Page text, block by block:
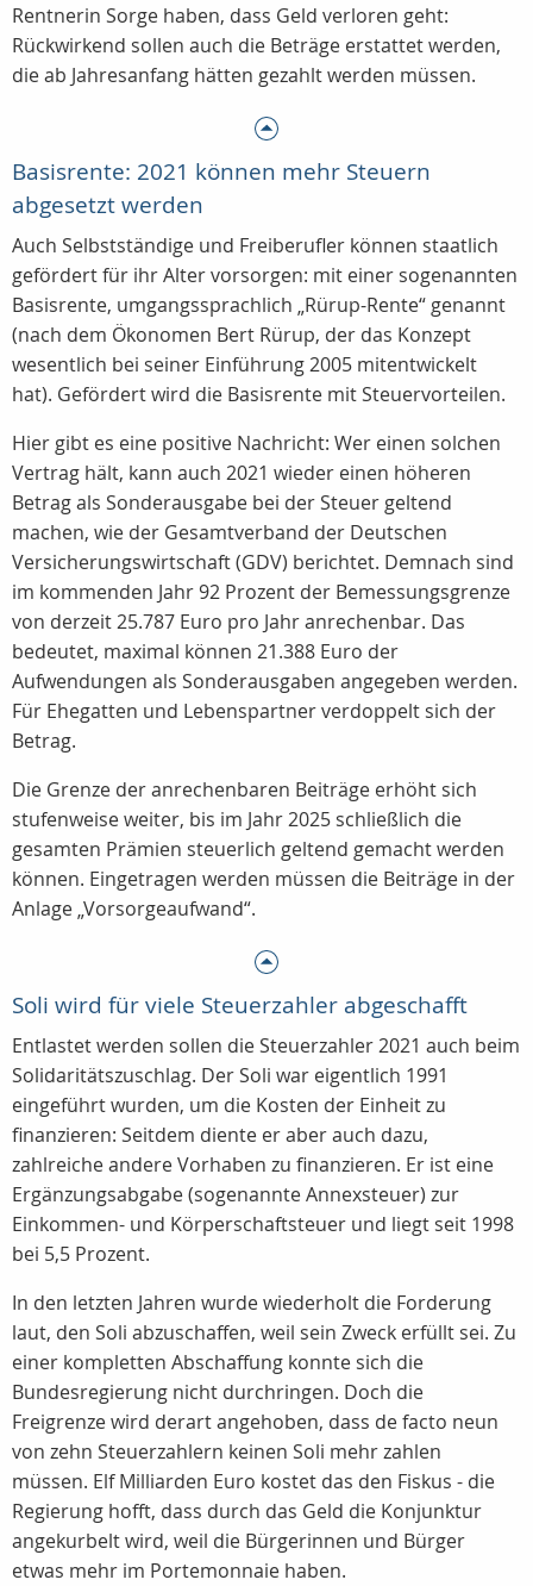
Rentnerin Sorge haben, dass Geld verloren geht:
Rückwirkend sollen auch die Beträge erstattet werden,
die ab Jahresanfang hätten gezahlt werden müssen.
Basisrente: 2021 können mehr Steuern
abgesetzt werden
Auch Selbstständige und Freiberufler können staatlich
gefördert für ihr Alter vorsorgen: mit einer sogenannten
Basisrente, umgangssprachlich „Rürup-Rente“ genannt
(nach dem Ökonomen Bert Rürup, der das Konzept
wesentlich bei seiner Einführung 2005 mitentwickelt
hat). Gefördert wird die Basisrente mit Steuervorteilen.
Hier gibt es eine positive Nachricht: Wer einen solchen
Vertrag hält, kann auch 2021 wieder einen höheren
Betrag als Sonderausgabe bei der Steuer geltend
machen, wie der Gesamtverband der Deutschen
Versicherungswirtschaft (GDV) berichtet. Demnach sind
im kommenden Jahr 92 Prozent der Bemessungsgrenze
von derzeit 25.787 Euro pro Jahr anrechenbar. Das
bedeutet, maximal können 21.388 Euro der
Aufwendungen als Sonderausgaben angegeben werden.
Für Ehegatten und Lebenspartner verdoppelt sich der
Betrag.
Die Grenze der anrechenbaren Beiträge erhöht sich
stufenweise weiter, bis im Jahr 2025 schließlich die
gesamten Prämien steuerlich geltend gemacht werden
können. Eingetragen werden müssen die Beiträge in der
Anlage „Vorsorgeaufwand“.
Soli wird für viele Steuerzahler abgeschafft
Entlastet werden sollen die Steuerzahler 2021 auch beim
Solidaritätszuschlag. Der Soli war eigentlich 1991
eingeführt wurden, um die Kosten der Einheit zu
finanzieren: Seitdem diente er aber auch dazu,
zahlreiche andere Vorhaben zu finanzieren. Er ist eine
Ergänzungsabgabe (sogenannte Annexsteuer) zur
Einkommen- und Körperschaftsteuer und liegt seit 1998
bei 5,5 Prozent.
In den letzten Jahren wurde wiederholt die Forderung
laut, den Soli abzuschaffen, weil sein Zweck erfüllt sei. Zu
einer kompletten Abschaffung konnte sich die
Bundesregierung nicht durchringen. Doch die
Freigrenze wird derart angehoben, dass de facto neun
von zehn Steuerzahlern keinen Soli mehr zahlen
müssen. Elf Milliarden Euro kostet das den Fiskus - die
Regierung hofft, dass durch das Geld die Konjunktur
angekurbelt wird, weil die Bürgerinnen und Bürger
etwas mehr im Portemonnaie haben.